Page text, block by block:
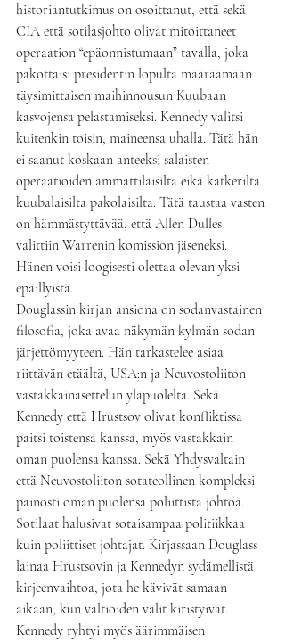
historiantutkimus on osoittanut, että sekä
CIA että sotilasjohto olivat mitoittaneet
operaation “epäonnistumaan” tavalla, joka
pakottaisi presidentin lopulta määräämään
täysimittaisen maihinnousun Kuubaan
kasvojensa pelastamiseksi. Kennedy valitsi
kuitenkin toisin, maineensa uhalla. Tätä hän
ei saanut koskaan anteeksi salaisten
operaatioiden ammattilaisilta eikä katkerilta
kuubalaisilta pakolaisilta. Tätä taustaa vasten
on hämmästyttävää, että Allen Dulles
valittiin Warrenin komission jäseneksi.
Hänen voisi loogisesti olettaa olevan yksi
epäillyistä.
Douglassin kirjan ansiona on sodanvastainen
filosofia, joka avaa näkymän kylmän sodan
järjettömyyteen. Hän tarkastelee asiaa
riittävän etäältä, USA:n ja Neuvostoliiton
vastakkainasettelun yläpuolelta. Sekä
Kennedy että Hrustsov olivat konfliktissa
paitsi toistensa kanssa, myös vastakkain
oman puolensa kanssa. Sekä Yhdysvaltain
että Neuvostoliiton sotateollinen kompleksi
painosti oman puolensa poliittista johtoa.
Sotilaat halusivat sotaisampaa politiikkaa
kuin poliittiset johtajat. Kirjassaan Douglass
lainaa Hrustsovin ja Kennedyn sydämellistä
kirjeenvaihtoa, jota he kävivät samaan
aikaan, kun valtioiden välit kiristyivät.
Kennedy ryhtyi myös äärimmäisen